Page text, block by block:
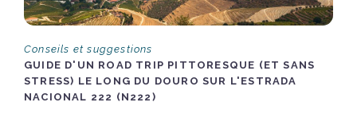
Conseils et suggestions
GUIDE D'UN ROAD TRIP PITTORESQUE (ET SANS
STRESS) LE LONG DU DOURO SUR L'ESTRADA
NACIONAL 222 (N222)